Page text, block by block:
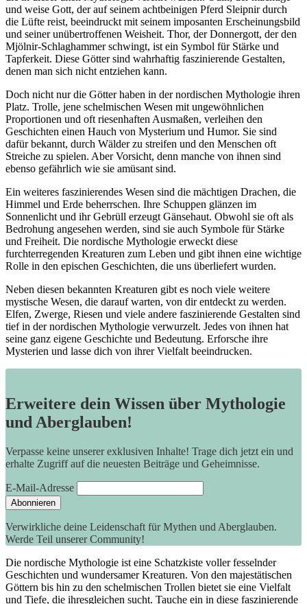
und weise Gott, der auf seinem achtbeinigen Pferd Sleipnir durch
die Lüfte reist, beeindruckt mit seinem imposanten Erscheinungsbild
und seiner unübertroffenen Weisheit. Thor, der Donnergott, der den
Mjölnir-Schlaghammer schwingt, ist ein Symbol für Stärke und
Tapferkeit. Diese Götter sind wahrhaftig faszinierende Gestalten,
denen man sich nicht entziehen kann.
Doch nicht nur die Götter haben in der nordischen Mythologie ihren
Platz. Trolle, jene schelmischen Wesen mit ungewöhnlichen
Proportionen und oft riesenhaften Ausmaßen, verleihen den
Geschichten einen Hauch von Mysterium und Humor. Sie sind
dafür bekannt, durch Wälder zu streifen und den Menschen oft
Streiche zu spielen. Aber Vorsicht, denn manche von ihnen sind
ebenso gefährlich wie sie amüsant sind.
Ein weiteres faszinierendes Wesen sind die mächtigen Drachen, die
Himmel und Erde beherrschen. Ihre Schuppen glänzen im
Sonnenlicht und ihr Gebrüll erzeugt Gänsehaut. Obwohl sie oft als
Bedrohung angesehen werden, sind sie auch Symbole für Stärke
und Freiheit. Die nordische Mythologie erweckt diese
furchterregenden Kreaturen zum Leben und gibt ihnen eine wichtige
Rolle in den epischen Geschichten, die uns überliefert wurden.
Neben diesen bekannten Kreaturen gibt es noch viele weitere
mystische Wesen, die darauf warten, von dir entdeckt zu werden.
Elfen, Zwerge, Riesen und viele andere faszinierende Gestalten sind
tief in der nordischen Mythologie verwurzelt. Jedes von ihnen hat
seine ganz eigene Geschichte und Bedeutung. Erforsche ihre
Mysterien und lasse dich von ihrer Vielfalt beeindrucken.
Erweitere dein Wissen über Mythologie
und Aberglauben!
Verpasse keine unserer exklusiven Inhalte! Trage dich jetzt ein und
erhalte Zugriff auf die neuesten Beiträge und Geheimnisse.
E-Mail-Adresse
Verwirkliche deine Leidenschaft für Mythen und Aberglauben.
Werde Teil unserer Community!
Die nordische Mythologie ist eine Schatzkiste voller fesselnder
Geschichten und wundersamer Kreaturen. Von den majestätischen
Göttern bis hin zu den schelmischen Trollen bietet sie eine Vielfalt
und Tiefe, die ihresgleichen sucht. Tauche ein in diese faszinierende